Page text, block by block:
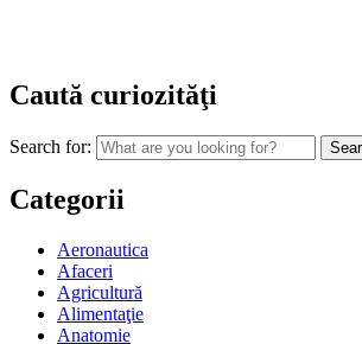
Caută curiozităţi
Search for:
Categorii
Aeronautica
Afaceri
Agricultură
Alimentaţie
Anatomie